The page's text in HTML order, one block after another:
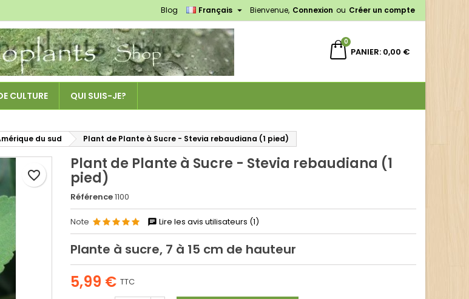
Bienvenue, Connexion ou Créer un compte
Français 
Blog
PANIER
0
0,00 €
CULTURE QUI SUIS-JE?
du sud Plant de Plante à Sucre - Stevia rebaudiana (1 pied)
Plant de Plante à Sucre - Stevia rebaudiana (1
pied)
Référence1100
Note Lire les avis utilisateurs (1)
Plante à sucre, 7 à 15 cm de hauteur
5,99 € TTC
favorite_border
×
liste
d'envies ×
Annuler Créer une liste d'envies
×
pour ajouter des produits à votre liste